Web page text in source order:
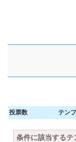
投票数 テン
条件に該当するテ